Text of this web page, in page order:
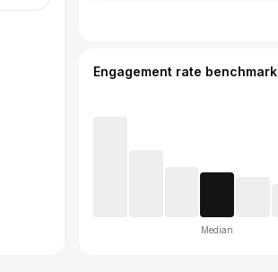
Engagement rate benchmark
Median